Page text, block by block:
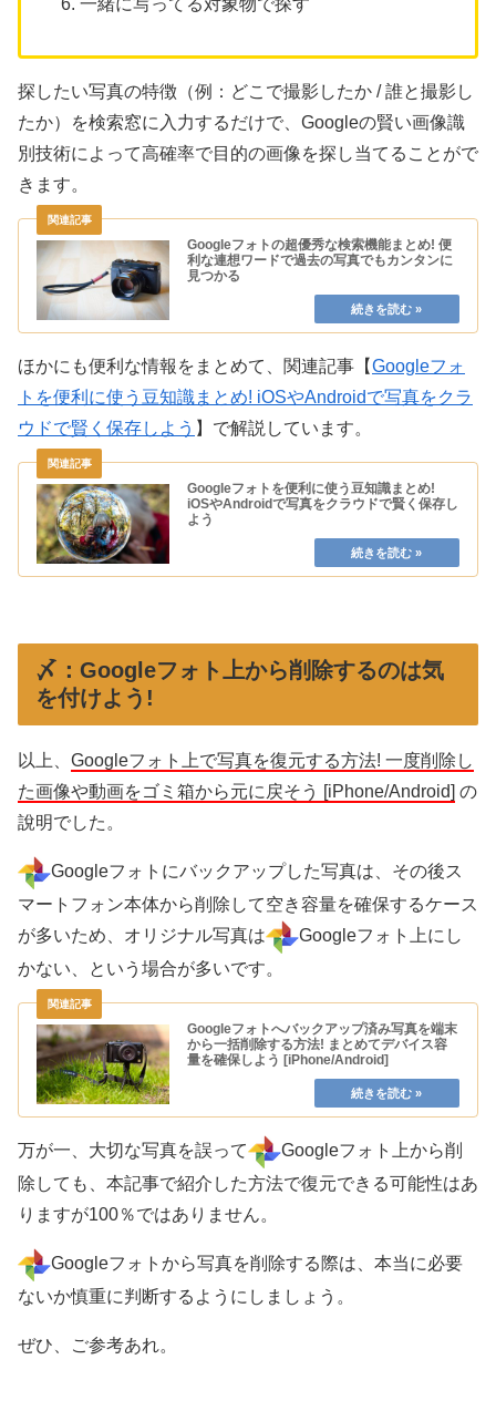
一緒に写ってる対象物で探す
探したい写真の特徴（例：どこで撮影したか / 誰と撮影し
たか）を検索窓に入力するだけで、Googleの賢い画像識
別技術によって高確率で目的の画像を探し当てることがで
きます。
Googleフォトの超優秀な検索機能まとめ! 便
利な連想ワードで過去の写真でもカンタンに
見つかる
ほかにも便利な情報をまとめて、関連記事【Googleフォ
トを便利に使う豆知識まとめ! iOSやAndroidで写真をクラ
ウドで賢く保存しよう 】で解説しています。
Googleフォトを便利に使う豆知識まとめ!
iOSやAndroidで写真をクラウドで賢く保存し
よう
〆：Googleフォト上から削除するのは気
を付けよう!
以上、 Googleフォト上で写真を復元する方法! 一度削除し
た画像や動画をゴミ箱から元に戻そう [iPhone/Android] の
說明でした。
Googleフォトにバックアップした写真は、その後ス
マートフォン本体から削除して空き容量を確保するケース
が多いため、オリジナル写真は
Googleフォト上にし
かない、という場合が多いです。
Googleフォトへバックアップ済み写真を端末
から一括削除する方法! まとめてデバイス容
量を確保しよう [iPhone/Android]
万が一、大切な写真を誤って
Googleフォト上から削
除しても、本記事で紹介した方法で復元できる可能性はあ
りますが100％ではありません。
Googleフォトから写真を削除する際は、本当に必要
ないか慎重に判断するようにしましょう。
ぜひ、ご参考あれ。